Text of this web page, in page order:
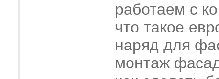
работаем с
что такое
наряд для
монтаж